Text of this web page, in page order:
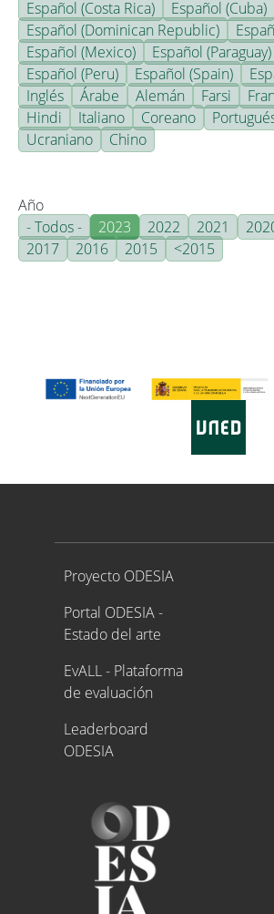
Español (Costa Rica)
Español (Cuba)
Español (Dominican Republic)
Español (Mexico)
Español (Paraguay)
Español (Peru)
Español (Spain)
Inglés
Árabe Alemán Farsi
Hindi
Italiano Coreano
Ucraniano
Chino
Año
- Todos -
2023 2022 2021
2017
2016 2015 <2015
Proyecto ODESIA
Proyecto ODESIA
Portal ODESIA -
Estado del arte
EvALL - Plataforma
de evaluación
Leaderboard
ODESIA